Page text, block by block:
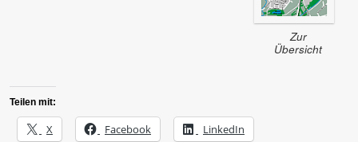
Zur
Übersicht
Teilen mit:
X Facebook LinkedIn